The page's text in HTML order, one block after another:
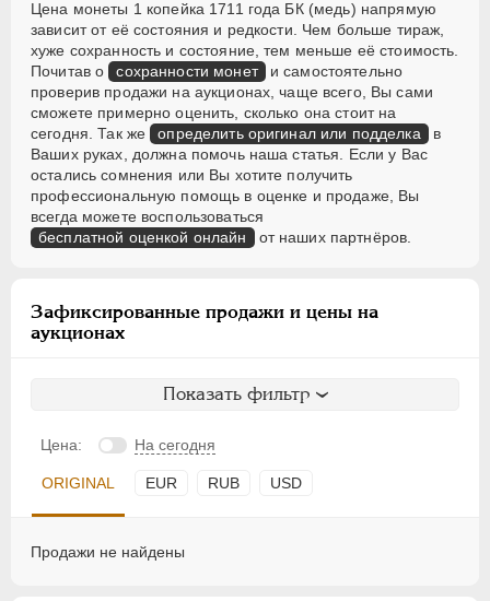
Цена монеты 1 копейка 1711 года БК (медь) напрямую
зависит от её состояния и редкости. Чем больше тираж,
хуже сохранность и состояние, тем меньше её стоимость.
Почитав о сохранности монет и самостоятельно
проверив продажи на аукционах, чаще всего, Вы сами
сможете примерно оценить, сколько она стоит на
сегодня. Так же определить оригинал или подделка в
Ваших руках, должна помочь наша статья. Если у Вас
остались сомнения или Вы хотите получить
профессиональную помощь в оценке и продаже, Вы
всегда можете воспользоваться
бесплатной оценкой онлайн от наших партнёров.
Зафиксированные продажи и цены на
аукционах
Показать фильтр
Цена: На сегодня
ORIGINAL EUR RUB USD
Продажи не найдены